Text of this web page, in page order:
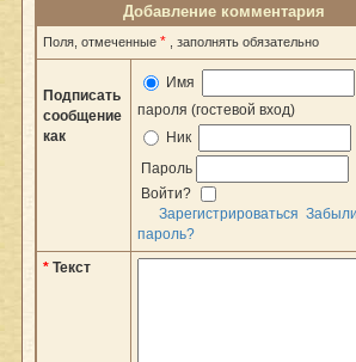
Добавление комментария
Поля, отмеченные * , заполнять обязательно
Подписать
сообщение
как
Имя
пароля (гостевой вход)
Ник
Пароль
Войти?
Зарегистрироваться
пароль?
* Текст